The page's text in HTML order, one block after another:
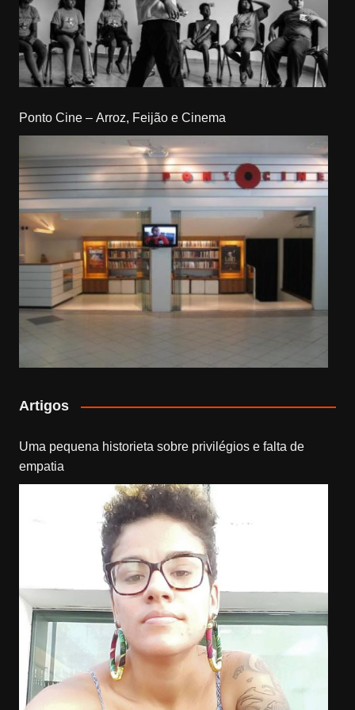
Ponto Cine – Arroz, Feijão e Cinema
Artigos
Uma pequena historieta sobre privilégios e falta de
empatia